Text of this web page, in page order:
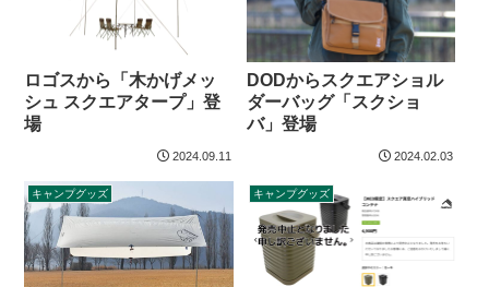
ロゴスから「木かげメッ
シュ スクエアタープ」登
場
2024.09.11
DODからスクエアショル
ダーバッグ「スクショ
バ」登場
2024.02.03
キャンプグッズ キャンプグッズ